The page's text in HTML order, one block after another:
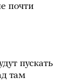
почти
пускать
там